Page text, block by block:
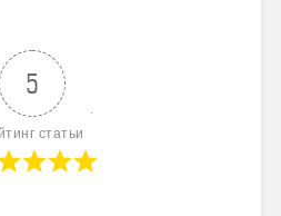
5
статьи